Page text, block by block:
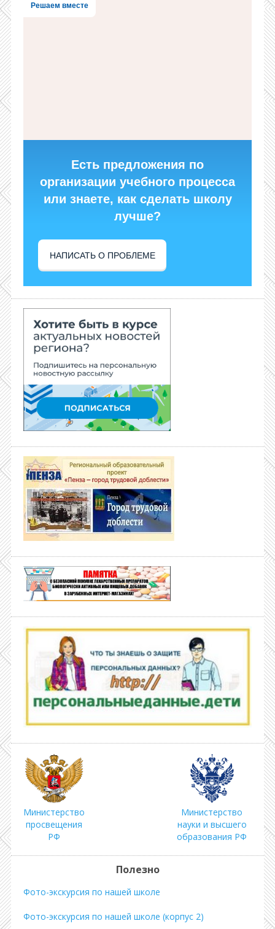
Решаем вместе
Есть предложения по
организации учебного процесса
или знаете, как сделать школу
лучше?
НАПИСАТЬ О ПРОБЛЕМЕ
Министерство
просвещения
РФ
Министерство
науки и высшего
образования РФ
Полезно
Фото-экскурсия по нашей школе
Фото-экскурсия по нашей школе (корпус 2)